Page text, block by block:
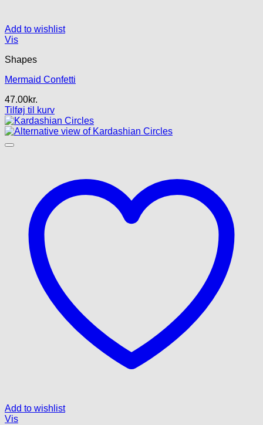
Add to wishlist
Vis
Shapes
Mermaid Confetti
47.00kr.
Tilføj til kurv
Add to wishlist
Vis